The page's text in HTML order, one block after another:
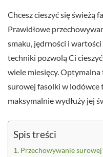
Chcesz cieszyć się świeżą
Prawidłowe
smaku, jędrności i
techniki pozwolą Ci
wiele miesięcy.
surowej fasolki w lodówce
maksymalnie wydłuży jej
Spis treści
Przechowywanie